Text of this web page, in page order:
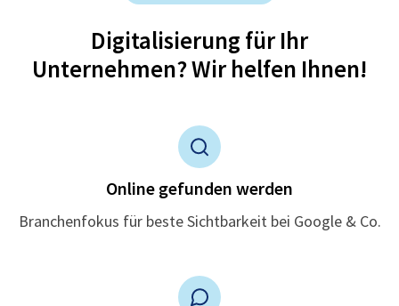
Digitalisierung für Ihr
Unternehmen? Wir helfen Ihnen!
Online gefunden werden
Branchenfokus für beste Sichtbarkeit bei Google & Co.